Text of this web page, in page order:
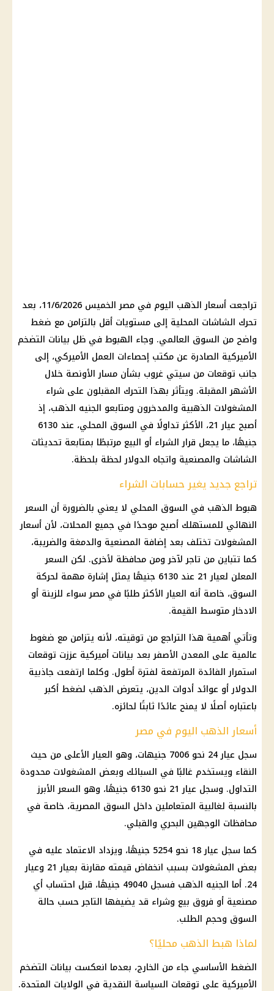
تراجعت أسعار الذهب اليوم في مصر الخميس 11/6/2026، بعد
تحرك الشاشات المحلية إلى مستويات أقل بالتزامن مع ضغط
واضح من السوق العالمي. وجاء الهبوط في ظل بيانات التضخم
الأميركية الصادرة عن مكتب إحصاءات العمل الأميركي، إلى
جانب توقعات من سيتي غروب بشأن مسار الأونصة خلال
الأشهر المقبلة. ويتأثر بهذا التحرك المقبلون على شراء
المشغولات الذهبية والمدخرون ومتابعو الجنيه الذهب، إذ
أصبح عيار 21، الأكثر تداولًا في السوق المحلي، عند 6130
جنيهًا، ما يجعل قرار الشراء أو البيع مرتبطًا بمتابعة تحديثات
الشاشات والمصنعية واتجاه الدولار لحظة بلحظة.
تراجع جديد يغير حسابات الشراء
هبوط الذهب في السوق المحلي لا يعني بالضرورة أن السعر
النهائي للمستهلك أصبح موحدًا في جميع المحلات، لأن أسعار
المشغولات تختلف بعد إضافة المصنعية والدمغة والضريبة،
كما تتباين من تاجر لآخر ومن محافظة لأخرى. لكن السعر
المعلن لعيار 21 عند 6130 جنيهًا يمثل إشارة مهمة لحركة
السوق، خاصة أنه العيار الأكثر طلبًا في مصر سواء للزينة أو
الادخار متوسط القيمة.
وتأتي أهمية هذا التراجع من توقيته، لأنه يتزامن مع ضغوط
عالمية على المعدن الأصفر بعد بيانات أميركية عززت توقعات
استمرار الفائدة المرتفعة لفترة أطول. وكلما ارتفعت جاذبية
الدولارأو عوائد أدوات الدين، يتعرض الذهب لضغط أكبر
باعتباره أصلًا لا يمنح عائدًا ثابتًا لحائزه.
أسعار الذهب اليوم في مصر
سجل عيار 24
نحو 7006 جنيهات، وهو العيار الأعلى من حيث
النقاء ويستخدم غالبًا في السبائك وبعض المشغولات محدودة
التداول. وسجل عيار 21
نحو 6130 جنيهًا، وهو السعر الأبرز
بالنسبة لغالبية المتعاملين داخل السوق المصرية، خاصة في
محافظات الوجهين البحري والقبلي.
كما سجل عيار 18
نحو 5254 جنيهًا، ويزداد الاعتماد عليه في
بعض المشغولات بسبب انخفاض قيمته مقارنة بعيار 21 وعيار
24. أما
الجنيه الذهب
فسجل 49040 جنيهًا، قبل احتساب أي
مصنعية أو فروق بيع وشراء قد يضيفها التاجر حسب حالة
السوق وحجم الطلب.
لماذا هبط الذهب محليًا؟
الضغط الأساسي جاء من الخارج، بعدما انعكست بيانات التضخم
الأميركية على توقعات السياسة النقدية في الولايات المتحدة.